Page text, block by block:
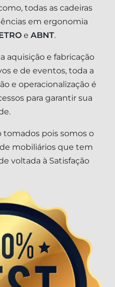
todas as cadeiras
em ergonomia
e ABNT.
aquisição e fabricação
e de eventos, toda a
e operacionalização é
para garantir sua
tomados pois somos o
mobiliários que tem
voltada à Satisfação